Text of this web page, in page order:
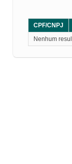
CPF/CNPJ
Nenhum